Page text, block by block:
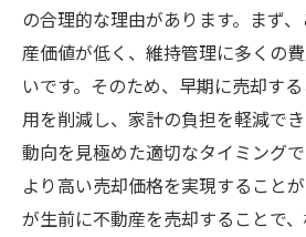
の合理的な理由があります。まず
産価値が低く、維持管理に多くの
いです。そのため、早期に売却す
用を削減し、家計の負担を軽減で
動向を見極めた適切なタイミングで
より高い売却価格を実現すること
が生前に不動産を売却することで